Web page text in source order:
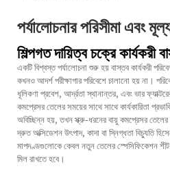
পর্যালোচনার পরিসীমা এবং
শিল্পগত দায়িত্ব চক্রে কার্যকরী
একটি বিশ্বস্ত পর্যালোচনা শুরু হয় বাস্তব কার্যকরী
কখনও আদর্শ পরীক্ষাগার পরিবেশে চালানো হয় না।
ধূলিকণা প্রবেশ, আর্দ্রতা স্থানান্তর, এবং ভার
কমপ্রেসর তেলের সময়ের সাথে সাথে কার্যকারিতা
অবিচ্ছিন্ন হয়, তখন স্ক্রু-ধরনের বায়ু কমপ্রেসর
দ্রুত অক্সিডেশন উৎপাদ, কাদা বা স্নিগ্ধতা বিচ্যুতি
মাপদণ্ডগুলোকে কেবল নতুন তেলের স্পেসিফিকেশন শীট
মিল রাখতে হবে।